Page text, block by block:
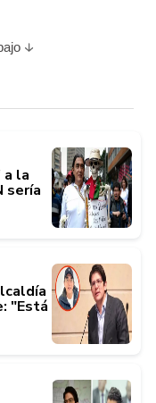
la
sería
"Está